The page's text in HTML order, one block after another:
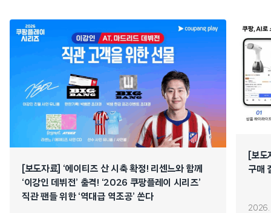
[보도자료] ‘에이티즈 산 시축 확정! 리센느와 함께
‘이강인 데뷔전’ 출격! ‘2026 쿠팡플레이 시리즈’
직관 팬들 위한 ‘역대급 역조공’ 쏜다
[보
구매
2026.